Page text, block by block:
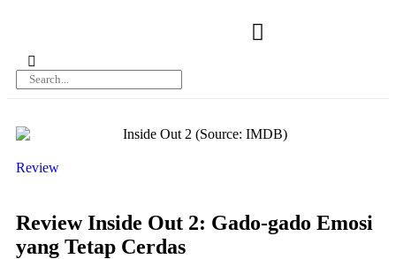
Review
Review Inside Out 2: Gado-gado Emosi
yang Tetap Cerdas